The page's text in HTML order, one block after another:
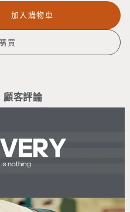
加入購物車
買
顧客評論